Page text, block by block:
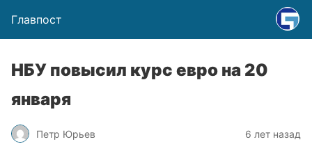
Главпост
НБУ повысил курс евро на 20
января
Петр Юрьев 6 лет назад